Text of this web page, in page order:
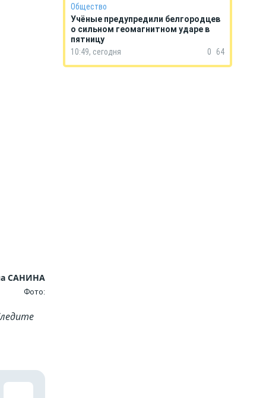
САНИНА
Фото:
Общество
Учёные предупредили белгородцев
о сильном геомагнитном ударе в
пятницу
10:49, сегодня
0 64